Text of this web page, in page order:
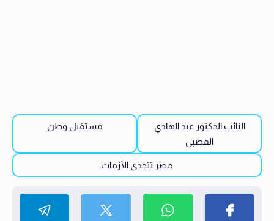
النائب الدكتور عبد الهادي
القصبي
مستقبل وطن
مصر تتحدى الأزمات